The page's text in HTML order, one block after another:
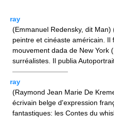
ray
(Emmanuel Redensky, dit
peintre et cinéaste américain.
mouvement dada de New York
surréalistes. Il publia
————————
ray
(Raymond Jean Marie De
écrivain belge d'expression
fantastiques: les Contes du